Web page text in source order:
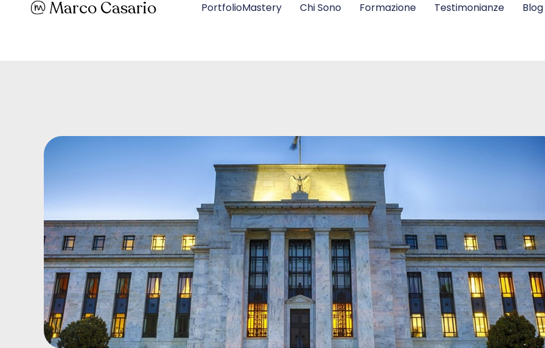
Marco Casario PortfolioMastery Chi Sono Formazione Testimonianze Blog